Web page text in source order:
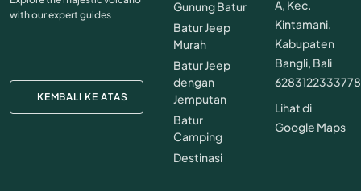
with our expert guides
KEMBALI KE ATAS
Gunung Batur
Batur Jeep
Murah
Batur Jeep
dengan
Jemputan
Batur
Camping
Destinasi
A, Kec.
Kintamani,
Kabupaten
Bangli, Bali
6283122333778
Lihat di
Google Maps